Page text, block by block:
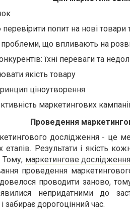
попит на нові товари
проблеми, що впливають на
їхні переваги та
якість товару
ціноутворення
маркетингових
Проведення
дослідження - це
етапів. Результати і якість
Тому, маркетингове дослідження
проведення
проводити заново,
непридатними до
забирає дорогоцінний час.